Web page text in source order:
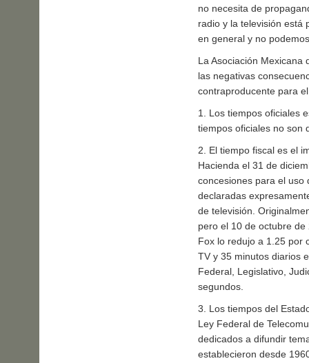
no necesita de
radio y la televisión está
en general y no
La Asociación Mexicana
las negativas
contraproducente para
1. Los tiempos oficiales
tiempos oficiales no son
2. El tiempo fiscal es el
Hacienda el 31 de
concesiones para el uso
declaradas
de televisión.
pero el 10 de octubre
Fox lo redujo a 1.25 por
TV y 35 minutos diarios
Federal, Legislativo,
segundos.
3. Los tiempos del
Ley Federal de
dedicados a difundir
establecieron desde